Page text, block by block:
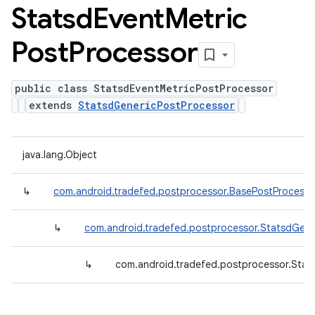
StatsdEventMetric
PostProcessor
public class StatsdEventMetricPostProcessor
extends StatsdGenericPostProcessor
java.lang.Object
↳
↳
↳